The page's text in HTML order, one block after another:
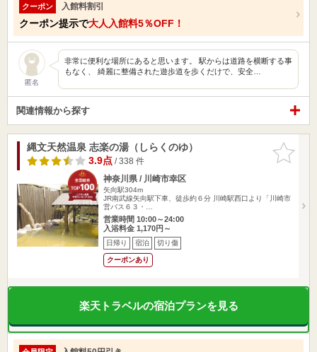
クーポン 入館料割引
クーポン提示で大人入館料5％OFF！
匿名
非常に便利な場所にあると思います。 駅からは道路を横断する事
もなく、 綺麗に整備された遊歩道を歩くだけで、安全…
関連情報から探す
お気に入
りに追加
縄文天然温泉 志楽の湯（しらくのゆ）
3.9点/ 338 件
神奈川県 / 川崎市幸区
矢向駅304m
JR南武線矢向駅下車、徒歩約６分 川崎駅西口より「川崎市
営バス６３・…
営業時間 10:00～24:00
入浴料金 1,170円～
日帰り 宿泊 切り傷
クーポンあり
楽天トラベルの宿泊プランを見る